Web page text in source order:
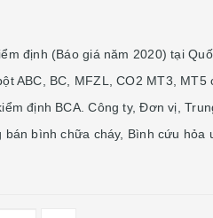
định (Báo giá năm 2020) tại
ABC, BC, MFZL, CO2 MT3, MT5
định BCA. Công ty, Đơn vị,
bình chữa cháy, Bình cứu hỏa